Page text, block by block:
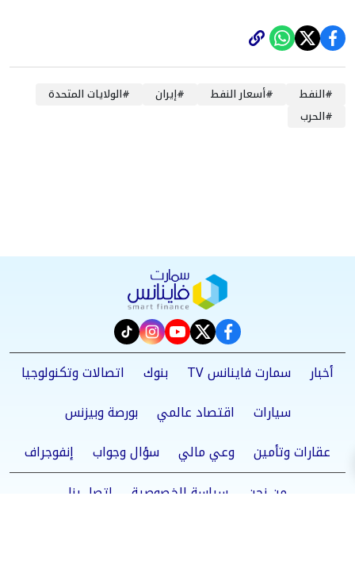
#النفط #أسعار النفط #إيران #الولايات المتحدة
#الحرب
facebook
twitter
youtube
instagram
tiktok
أخبار
سمارت فاينانس TV بنوك
اتصالات وتكنولوجيا
سيارات
اقتصاد عالمي
بورصة وبيزنس
عقارات وتأمين
وعي مالي سؤال وجواب
إنفوجراف
من نحن
سياسة الخصوصية اتصل بنا